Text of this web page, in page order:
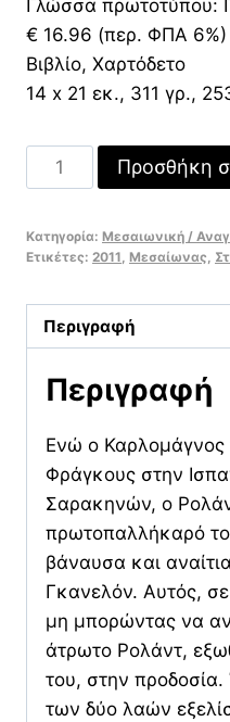
Γλώσσα πρωτοτύπου:
€ 16.96 (περ. ΦΠΑ 6%)
Βιβλίο, Χαρτόδετο
14 x 21 εκ., 311 γρ.,
τραγούδι
Ρολάντ
Προσθήκη
Κατηγορία: Μεσαιωνική /
Ετικέτες: 2011 Μεσαίωνας
Περιγραφή
Περιγραφή
Ενώ ο Καρλομάγνος
Φράγκους στην
Σαρακηνών, ο
πρωτοπαλλήκαρό
βάναυσα και
Γκανελόν. Αυτός,
μη μπορώντας να
άτρωτο Ρολάντ,
του, στην
των δύο λαών